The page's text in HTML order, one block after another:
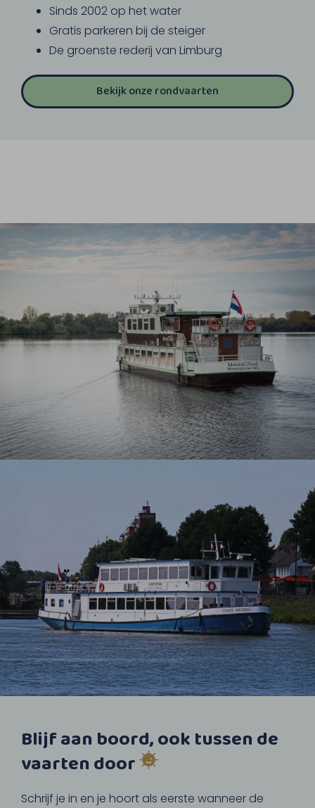
Sinds 2002 op het water
Gratis parkeren bij de steiger
De groenste rederij van Limburg
Bekijk onze rondvaarten
Blijf aan boord, ook tussen de
vaarten door
Schrijf je in en je hoort als eerste wanneer de